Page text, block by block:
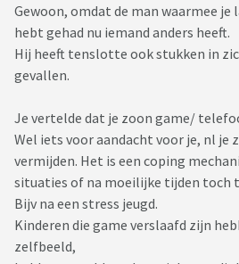
Gewoon, omdat de man waarmee
hebt gehad nu iemand anders heeft.
Hij heeft tenslotte ook stukken in
gevallen.
Je vertelde dat je zoon game/
Wel iets voor aandacht voor je, nl je
vermijden. Het is een coping
situaties of na moeilijke tijden toch
Bijv na een stress jeugd.
Kinderen die game verslaafd zijn
zelfbeeld,